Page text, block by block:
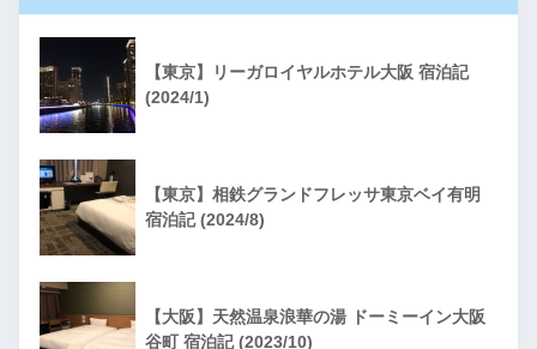
【東京】リーガロイヤルホテル大阪 宿泊記
(2024/1)
【東京】相鉄グランドフレッサ東京ベイ有明
宿泊記 (2024/8)
【大阪】天然温泉浪華の湯 ドーミーイン大阪
谷町 宿泊記 (2023/10)